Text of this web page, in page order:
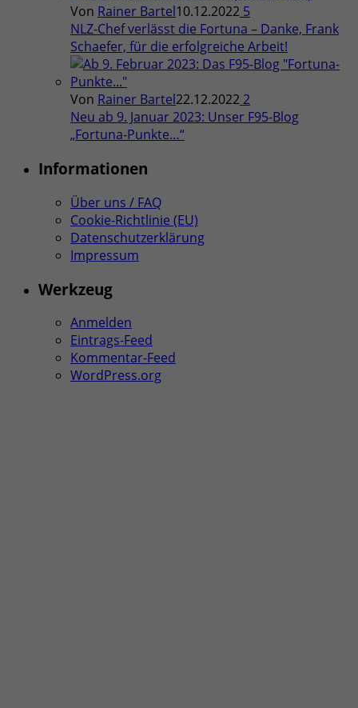
Von Rainer Bartel10.12.2022 5
NLZ-Chef verlässt die Fortuna – Danke, Frank
Schaefer, für die erfolgreiche Arbeit!
Von Rainer Bartel22.12.2022 2
Neu ab 9. Januar 2023: Unser F95-Blog
„Fortuna-Punkte…“
Informationen
Über uns / FAQ
Cookie-Richtlinie (EU)
Datenschutzerklärung
Impressum
Werkzeug
Anmelden
Eintrags-Feed
Kommentar-Feed
WordPress.org